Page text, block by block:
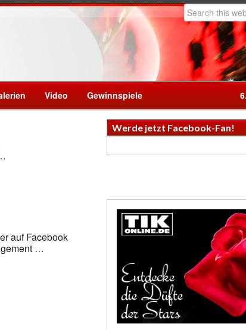
Video Gewinnspiele
auf Facebook
…
Werde jetzt Facebook-Fan!